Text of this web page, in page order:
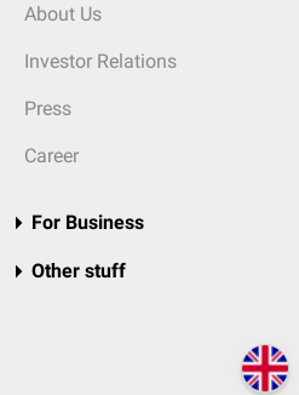
About Us
Investor Relations
Press
Career
For Business
Other stuff